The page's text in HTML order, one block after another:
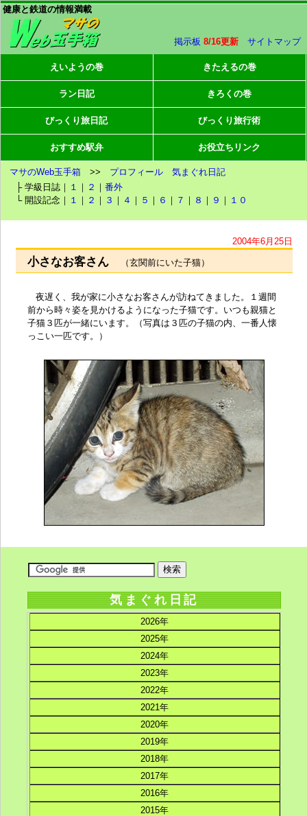
健康と鉄道の情報満載
掲示板 8/16更新 サイトマップ
えいようの巻 きたえるの巻
ラン日記 きろくの巻
びっくり旅日記 びっくり旅行術
おすすめ駅弁 お役立ちリンク
マサのWeb玉手箱 >> プロフィール
気まぐれ日記
├ 学級日誌｜ １ ｜ ２ ｜番外
└ 開設記念｜ １ ｜ ２ ｜ ３ ｜ ４ ｜ ５ ｜ ６ ｜ ７ ｜ ８ ｜ ９ ｜ １０
2004年6月25日
小さなお客さん （玄関前にいた子猫）
夜遅く、我が家に小さなお客さんが訪ねてきました。１週間
前から時々姿を見かけるようになった子猫です。いつも親猫と
子猫３匹が一緒にいます。（写真は３匹の子猫の内、一番人懐
っこい一匹です。）
気まぐれ日記